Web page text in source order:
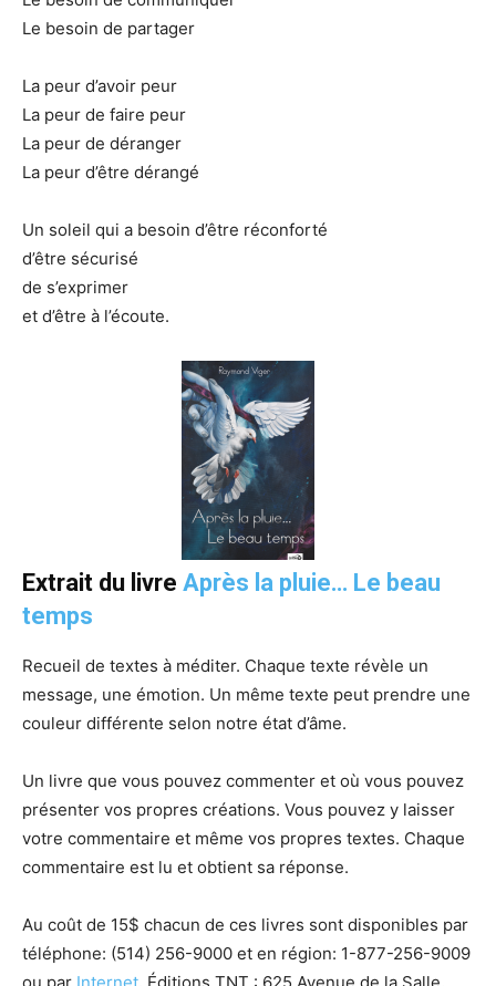
Le besoin de partager
La peur d’avoir peur
La peur de faire peur
La peur de déranger
La peur d’être dérangé
Un soleil qui a besoin d’être réconforté
d’être sécurisé
de s’exprimer
et d’être à l’écoute.
Extrait du livre Après la pluie… Le beau
temps
Recueil de textes à méditer. Chaque texte révèle un
message, une émotion. Un même texte peut prendre une
couleur différente selon notre état d’âme.
Un livre que vous pouvez commenter et où vous pouvez
présenter vos propres créations. Vous pouvez y laisser
votre commentaire et même vos propres textes. Chaque
commentaire est lu et obtient sa réponse.
Au coût de 15$ chacun de ces livres sont disponibles par
téléphone: (514) 256-9000 et en région: 1-877-256-9009